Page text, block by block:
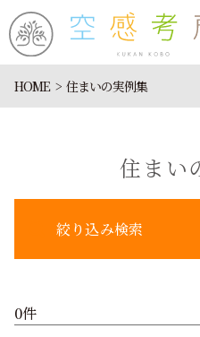
HOME 住まいの実例集
住まい
絞り込み検索
0件